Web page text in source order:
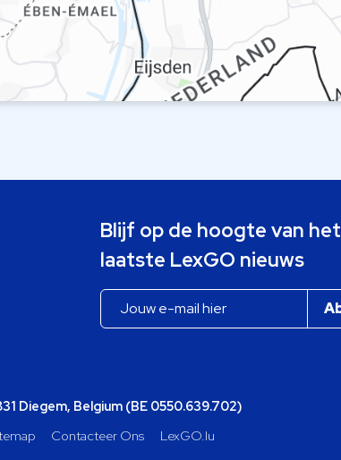
Blijf op de hoogte van het
laatste LexGO nieuws
Diegem, Belgium (BE 0550.639.702)
Contacteer Ons LexGO.lu